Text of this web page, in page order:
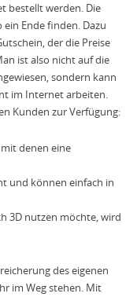
bestellt werden. Die
Ende finden. Dazu
der die Preise
ist also nicht auf die
sondern kann
im Internet arbeiten.
Kunden zur Verfügung:
denen eine
und können einfach in
3D nutzen möchte, wird
des eigenen
im Weg stehen. Mit